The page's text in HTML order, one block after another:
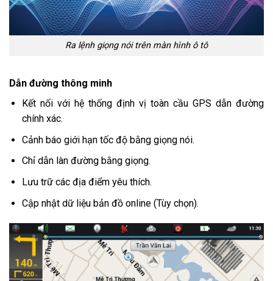
Ra lệnh giọng nói trên màn hình ô tô
Dẫn đường thông minh
Kết nối với hệ thống định vị toàn cầu GPS dẫn đường
chính xác.
Cảnh báo giới hạn tốc độ bằng giọng nói.
Chỉ dẫn làn đường bằng giọng.
Lưu trữ các địa điểm yêu thích.
Cập nhật dữ liệu bản đồ online (Tùy chọn).